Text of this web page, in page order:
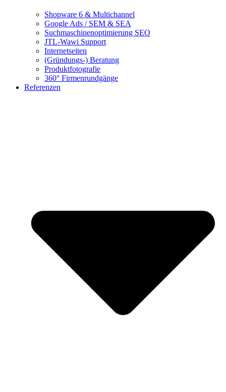
Shopware 6 & Multichannel
Google Ads / SEM & SEA
Suchmaschinenoptimierung SEO
JTL-Wawi Support
Internetseiten
(Gründungs-) Beratung
Produktfotografie
360° Firmenrundgänge
Referenzen